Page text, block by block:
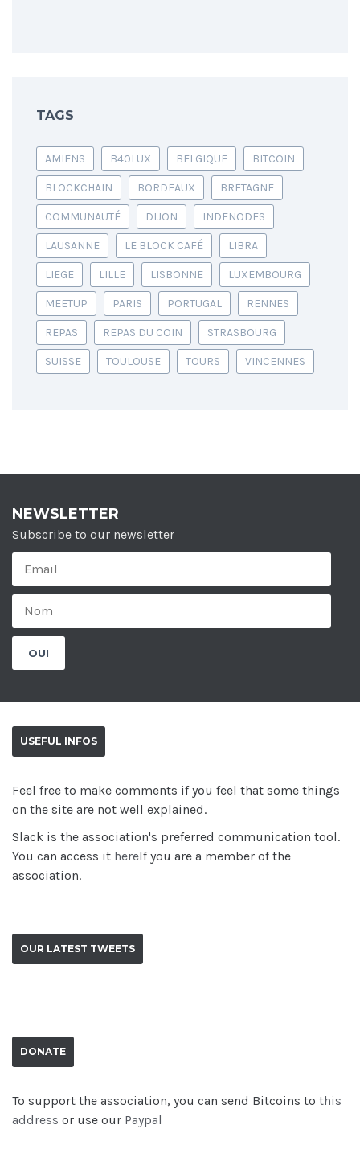
TAGS
AMIENS B40LUX BELGIQUE BITCOIN
BLOCKCHAIN BORDEAUX BRETAGNE
COMMUNAUTÉ DIJON INDENODES
LAUSANNE LE BLOCK CAFÉ LIBRA
LIEGE LILLE LISBONNE LUXEMBOURG
MEETUP PARIS PORTUGAL RENNES
REPAS REPAS DU COIN STRASBOURG
SUISSE TOULOUSE TOURS VINCENNES
NEWSLETTER
Subscribe to our newsletter
USEFUL INFOS
Feel free to make comments if you feel that some things
on the site are not well explained.
Slack is the association's preferred communication tool.
You can access it hereIf you are a member of the
association.
OUR LATEST TWEETS
DONATE
To support the association, you can send Bitcoins to this
address or use our Paypal